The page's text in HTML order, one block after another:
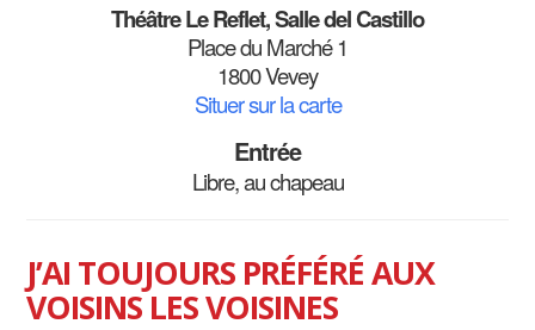
Théâtre Le Reflet, Salle del Castillo
Place du Marché 1
1800 Vevey
Situer sur la carte
Entrée
Libre, au chapeau
J’AI TOUJOURS PRÉFÉRÉ AUX
VOISINS LES VOISINES